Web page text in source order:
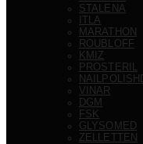
STALENA
ITLA
MARATHON
ROUBLOFF
KMIZ
PROSTERIL
VINAR
DGM
FSK
GLYSOMED
ZELLETTEN